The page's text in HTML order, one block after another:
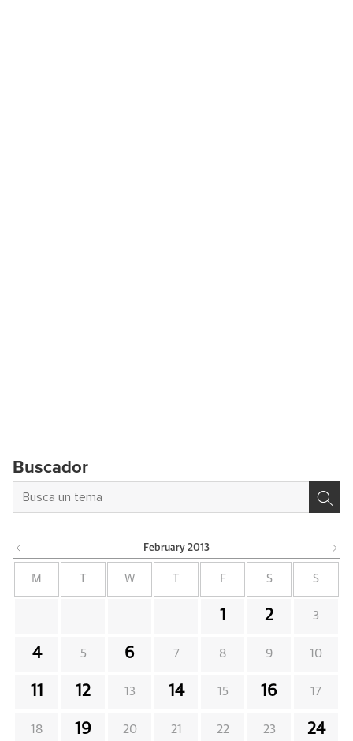
Buscador
February 2013
M W F S S
1 2 3
4 5 6 7 8 9 10
11 12 13 14 15 16 17
18 19 20 21 22 23 24